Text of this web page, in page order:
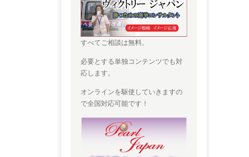
すべてご相談は無料。
必要とする単独コンテンツでも対
応します。
オンラインを駆使していきますの
で全国対応可能です！